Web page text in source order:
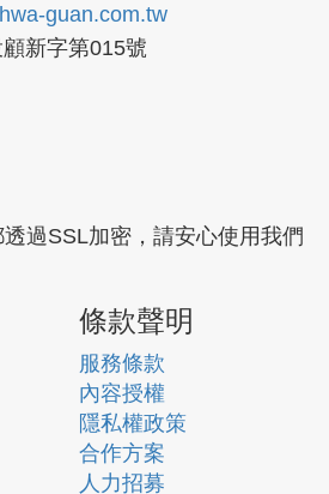
guan.com.tw
新字第015號
過SSL加密，請安心使用我們
條款聲明
服務條款
內容授權
隱私權政策
合作方案
人力招募